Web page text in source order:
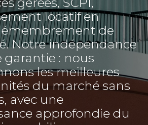
locatif en
de
Notre indépendance
garantie : nous
les meilleures
du marché sans
avec une
approfondie du